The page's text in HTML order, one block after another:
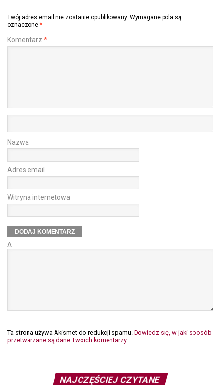
Twój adres email nie zostanie opublikowany. Wymagane pola są
oznaczone *
Komentarz *
Nazwa
Adres email
Witryna internetowa
Δ
Ta strona używa Akismet do redukcji spamu. Dowiedz się, w jaki sposób
przetwarzane są dane Twoich komentarzy.
NAJCZĘŚCIEJ CZYTANE